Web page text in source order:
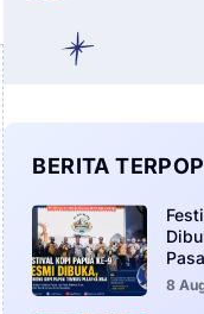
BERITA
8